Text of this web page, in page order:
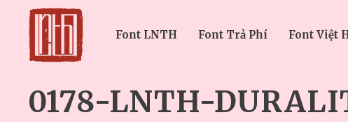
Font LNTH Font Trả Phí Font Việt
0178-LNTH-